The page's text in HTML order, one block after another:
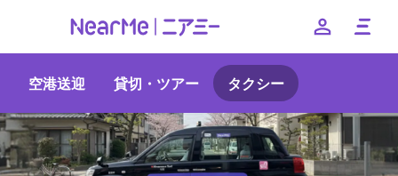
--
空港送迎 貸切・ツアー タクシー